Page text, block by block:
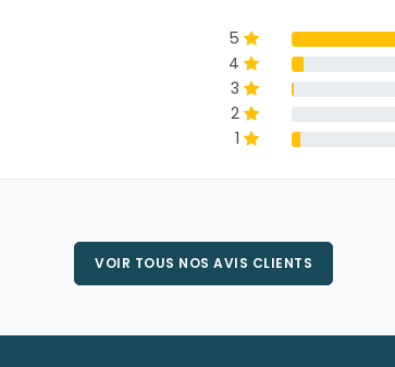
5
4
3
2
1
VOIR TOUS NOS AVIS CLIENTS